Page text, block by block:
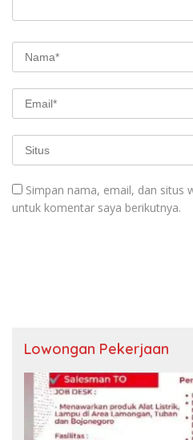
Simpan nama, email, dan situs
untuk komentar saya berikutnya.
Lowongan Pekerjaan